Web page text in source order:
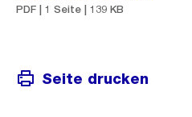
PDF | 1 Seite | 139 KB
Seite drucken